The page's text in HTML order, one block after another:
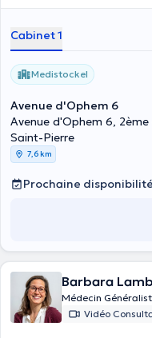
Cabinet 1
Medistockel
Avenue d'Ophem 6
Avenue d'Ophem 6,
Saint-Pierre
7,6 km
Prochaine disponibilité
Barbara
Médecin
Vidéo